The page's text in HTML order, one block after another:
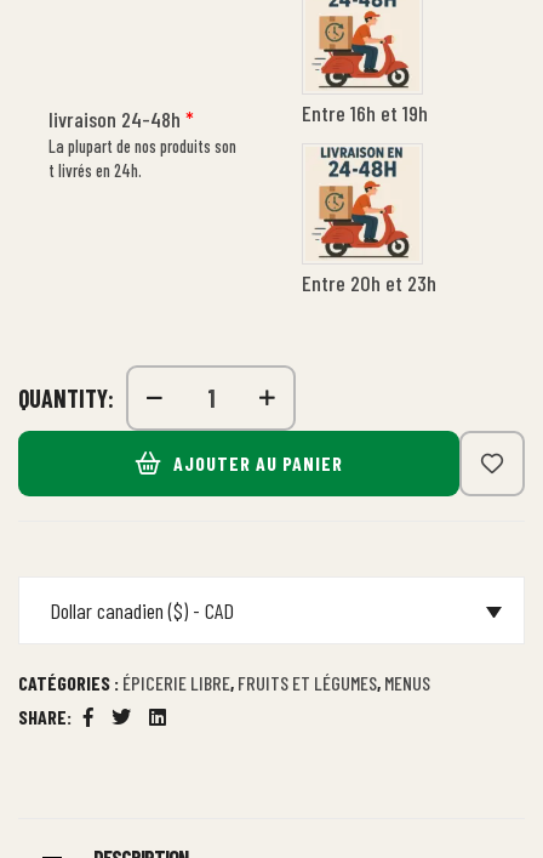
livraison 24-48h*
La plupart de nos produits son
t livrés en 24h.
Entre 16h et 19h
Entre 20h et 23h
QUANTITY:
AJOUTER AU PANIER
Dollar canadien ($) - CAD
CATÉGORIES : ÉPICERIE LIBRE, FRUITS ET LÉGUMES, MENUS
SHARE:
Facebook
TwitterLinkedin